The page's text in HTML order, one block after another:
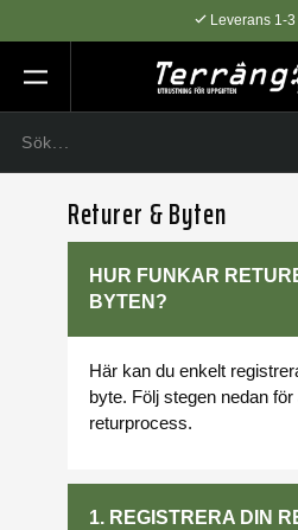
Leverans 1-
Flexibel betalning
Expertråd &
Returer & Byten
HUR FUNKAR
BYTEN?
Här kan du enkelt
byte. Följ stegen nedan
returprocess.
1. REGISTRERA DIN